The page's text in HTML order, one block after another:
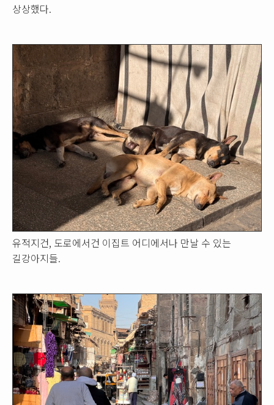
상상했다.
유적지건, 도로에서건 이집트 어디에서나 만날 수 있는
길강아지들.